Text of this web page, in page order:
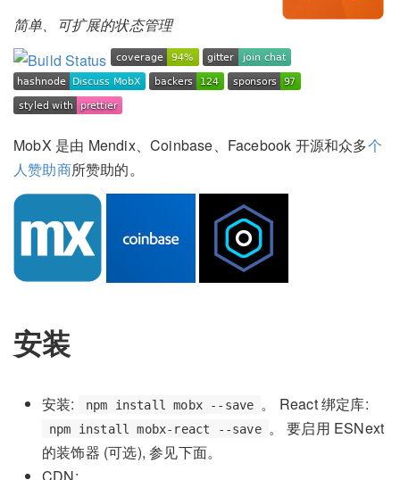
简单、可扩展的状态管理
MobX 是由 Mendix、Coinbase、Facebook 开源和众多个
人赞助商所赞助的。
安装
安装: npm install mobx --save 。 React 绑定库:
npm install mobx-react --save
。 要启用 ESNext
的装饰器 (可选), 参见下面。
CDN: